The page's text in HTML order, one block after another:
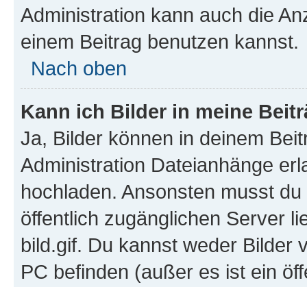
Administration kann auch die
einem Beitrag benutzen kannst.
Nach oben
Kann ich Bilder in meine
Ja, Bilder können in deinem
Administration Dateianhänge
hochladen. Ansonsten musst
öffentlich zugänglichen Server
bild.gif. Du kannst weder Bilder
PC befinden (außer es ist ein